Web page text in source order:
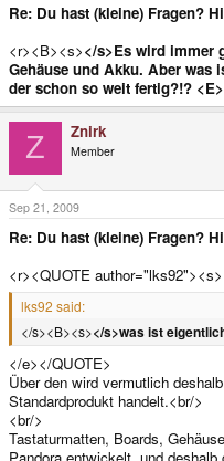
Re: Du hast (kleine) Fragen?
<r><B><s></s>Es wird immer
Gehäuse und Akku. Aber was
der schon so weit fertig?!?
Z Znirk
Member
Sep 21, 2009
Re: Du hast (kleine) Fragen?
<r><QUOTE author="lks92"><s>
lks92 said:
</s><B><s></s>was ist
</e></QUOTE>
Über den wird vermutlich
Standardprodukt handelt.<br/>
<br/>
Tastaturmatten, Boards,
Pandora entwickelt, und